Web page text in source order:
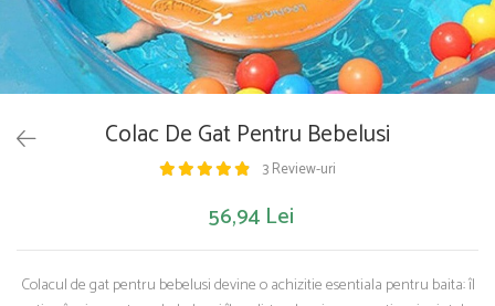
Papusi si accesorii
Trotinete
Trenulete si masinute
Unelte si bancuri de lucru
Colac De Gat Pentru Bebelusi
3 Review-uri
56,94 Lei
Colacul de gat pentru bebelusi devine o achizitie esentiala pentru baita: îl